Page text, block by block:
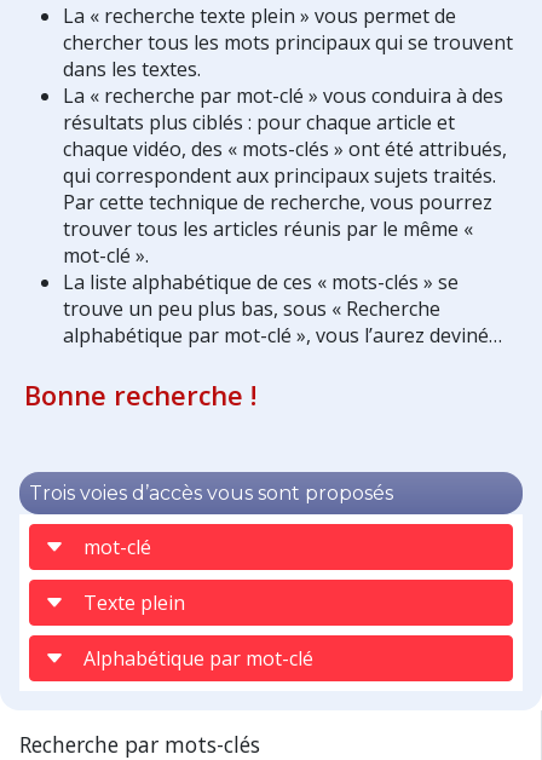
La « recherche texte plein » vous permet de
chercher tous les mots principaux qui se trouvent
dans les textes.
La « recherche par mot-clé » vous conduira à des
résultats plus ciblés : pour chaque article et
chaque vidéo, des « mots-clés » ont été attribués,
qui correspondent aux principaux sujets traités.
Par cette technique de recherche, vous pourrez
trouver tous les articles réunis par le même «
mot-clé ».
La liste alphabétique de ces « mots-clés » se
trouve un peu plus bas, sous « Recherche
alphabétique par mot-clé », vous l’aurez deviné…
Bonne recherche !
Trois voies d’accès vous sont proposés
mot-clé
Texte plein
Alphabétique par mot-clé
Recherche par mots-clés